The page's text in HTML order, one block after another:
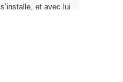
et avec lui
et graminées. Pour
trois, cette période
Bonne